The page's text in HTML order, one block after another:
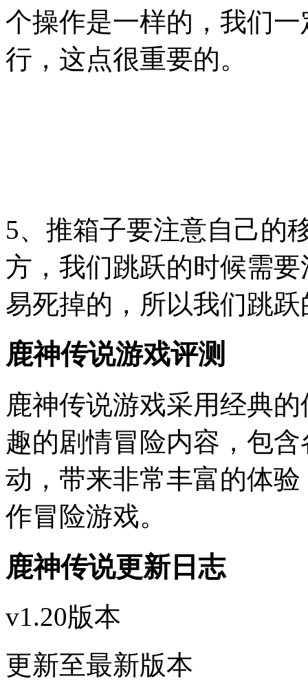
个操作是一样的，我们
行，这点很重要的。
5、推箱子要注意自己的
方，我们跳跃的时候需
易死掉的，所以我们跳
鹿神传说游戏评测
鹿神传说游戏采用经典
趣的剧情冒险内容，包
动，带来非常丰富的体
作冒险游戏。
鹿神传说更新日志
v1.20版本
更新至最新版本